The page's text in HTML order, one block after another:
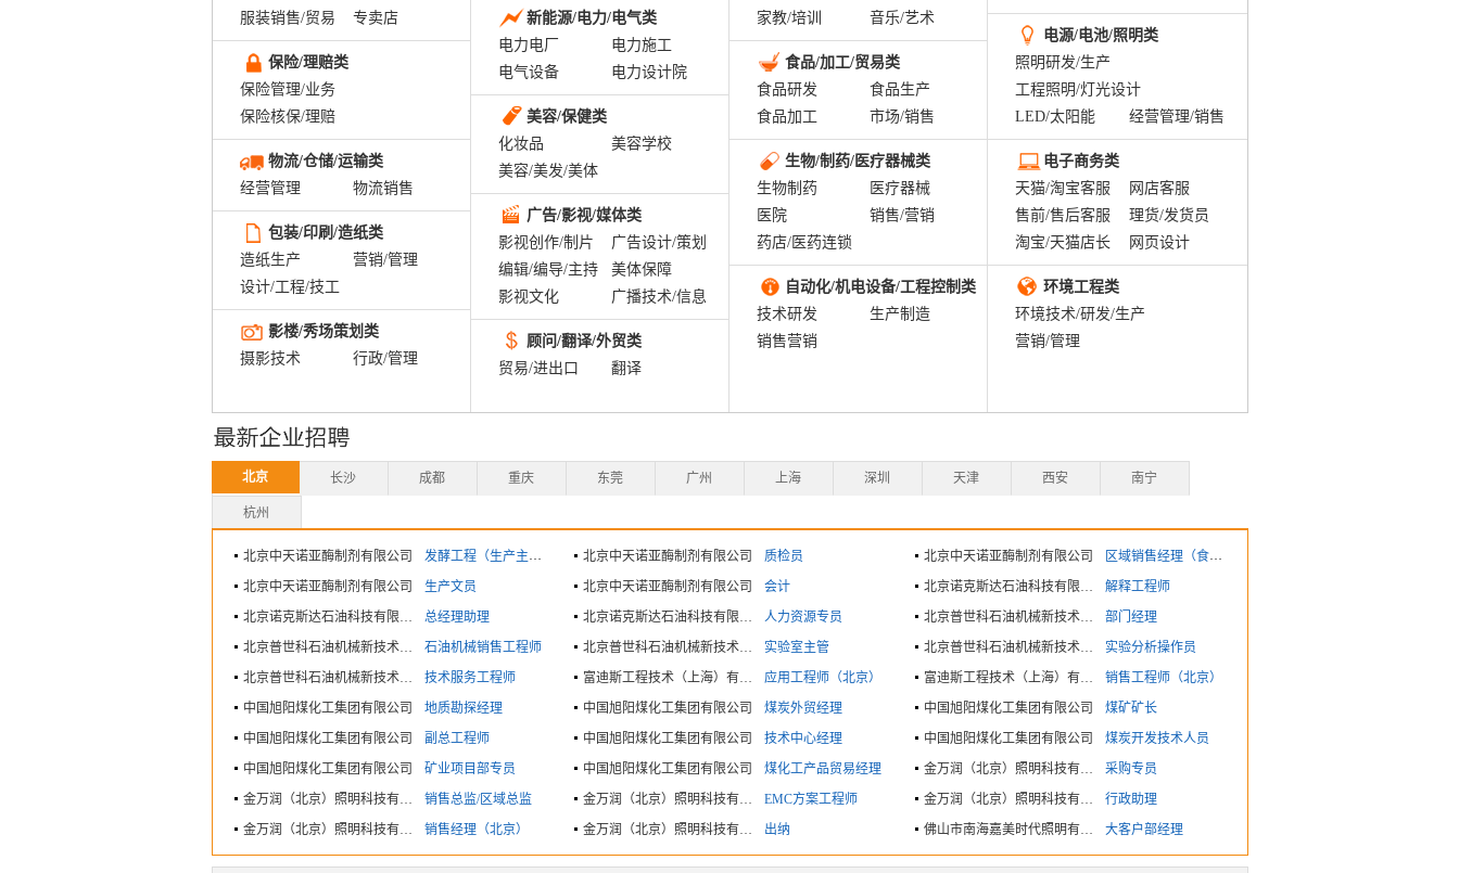
服装销售/贸易
专卖店
保险/理赔类
保险管理/业务
保险核保/理赔
物流/仓储/运输类
经营管理
物流销售
包装/印刷/造纸类
造纸生产
营销/管理
设计/工程/技工
影楼/秀场策划类
摄影技术
行政/管理
新能源/电力/电气类
电力电厂
电力施工
电气设备
电力设计院
美容/保健类
化妆品
美容学校
美容/美发/美体
广告/影视/媒体类
影视创作/制片
广告设计/策划
编辑/编导/主持
美体保障
影视文化
广播技术/信息
顾问/翻译/外贸类
贸易/进出口
翻译
家教/培训
音乐/艺术
食品/加工/贸易类
食品研发
食品生产
食品加工
市场/销售
生物/制药/医疗器械类
生物制药
医疗器械
医院
销售/营销
药店/医药连锁
自动化/机电设备/工程控制类
技术研发
生产制造
销售营销
电源/电池/照明类
照明研发/生产
工程照明/灯光设计
LED/太阳能
经营管理/销售
电子商务类
天猫/淘宝客服
网店客服
售前/售后客服
理货/发货员
淘宝/天猫店长
网页设计
环境工程类
环境技术/研发/生产
营销/管理
北京 长沙 成都 重庆 东莞 广州 上海 深圳 天津 西安 南宁
杭州
北京中天诺亚酶制剂有限公司 发酵工程（生产主管） 北京中天诺亚酶制剂有限公司 质检员 北京中天诺亚酶制剂有限公司
区域销售经理（食品/生物专业）
北京中天诺亚酶制剂有限公司
生产文员 北京中天诺亚酶制剂有限公司 会计 北京诺克斯达石油科技有限公司
解释工程师
北京诺克斯达石油科技有限公司
总经理助理 北京诺克斯达石油科技有限公司 人力资源专员 北京普世科石油机械新技术有限公司
部门经理
北京普世科石油机械新技术有限公司
石油机械销售工程师 北京普世科石油机械新技术有限公司 实验室主管 北京普世科石油机械新技术有限公司
实验分析操作员
北京普世科石油机械新技术有限公司
技术服务工程师 富迪斯工程技术（上海）有限公司 应用工程师（北京） 富迪斯工程技术（上海）有限公司
销售工程师（北京）
中国旭阳煤化工集团有限公司
地质勘探经理 中国旭阳煤化工集团有限公司 煤炭外贸经理 中国旭阳煤化工集团有限公司
煤矿矿长
中国旭阳煤化工集团有限公司
副总工程师 中国旭阳煤化工集团有限公司 技术中心经理 中国旭阳煤化工集团有限公司
煤炭开发技术人员
中国旭阳煤化工集团有限公司
矿业项目部专员 中国旭阳煤化工集团有限公司 煤化工产品贸易经理 金万润（北京）照明科技有限公司
采购专员
金万润（北京）照明科技有限公司
销售总监/区域总监 金万润（北京）照明科技有限公司 EMC方案工程师 金万润（北京）照明科技有限公司
行政助理
金万润（北京）照明科技有限公司
销售经理（北京） 金万润（北京）照明科技有限公司 出纳 佛山市南海嘉美时代照明有限公司 大客户部经理